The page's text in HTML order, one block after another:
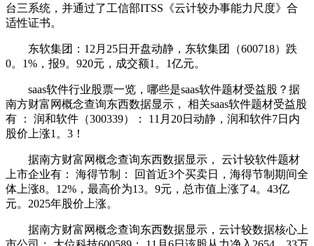
台三系统，并通过了工信部ITSS《云计较办事能力尺度》合
适性证书。
东软集团：12月25日开盘动静，东软集团（600718）跌
0。1%，报9。920元，成交额1。1亿元。
saas软件行业股票一览，哪些是saas软件题材受益股？据
南方财富网概念查询东西数据显示， 相关saas软件题材受益股
有 ： 润和软件（300339）： 11月20日动静，润和软件7日内
股价上涨1。3！
据南方财富网概念查询东西数据显示， 云计较软件题材
上市企业有： 海得节制： 回首近3个买卖日，海得节制期间全
体上涨8。12%，最高价为13。9元，总市值上涨了4。43亿
元。2025年股价上涨。
据南方财富网概念查询东西数据显示，云计较数据核心上